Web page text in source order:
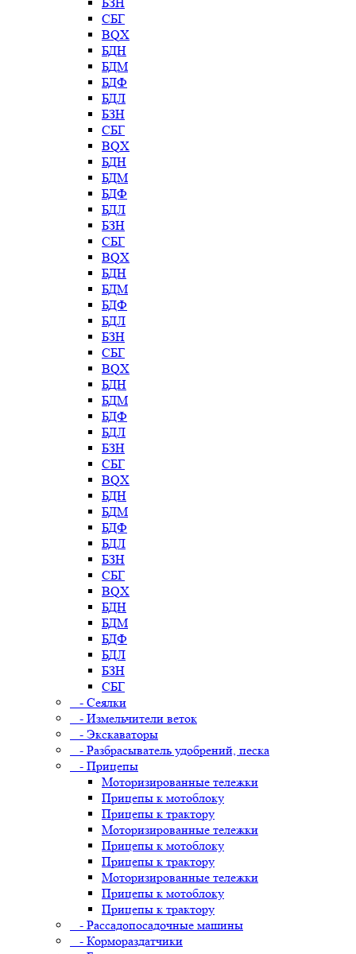
СБГ
BQX
БДН
БДМ
БДФ
БДЛ
БЗН
СБГ
BQX
БДН
БДМ
БДФ
БДЛ
БЗН
СБГ
BQX
БДН
БДМ
БДФ
БДЛ
БЗН
СБГ
BQX
БДН
БДМ
БДФ
БДЛ
БЗН
СБГ
BQX
БДН
БДМ
БДФ
БДЛ
БЗН
СБГ
BQX
БДН
БДМ
БДФ
БДЛ
БЗН
СБГ
- Сеялки
- Измельчители веток
- Экскаваторы
- Разбрасыватель удобрений, песка
- Прицепы
Моторизированные тележки
Прицепы к мотоблоку
Прицепы к трактору
Моторизированные тележки
Прицепы к мотоблоку
Прицепы к трактору
Моторизированные тележки
Прицепы к мотоблоку
Прицепы к трактору
- Рассадопосадочные машины
- Кормораздатчики